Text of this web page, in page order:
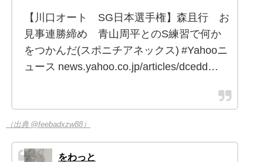
【川口オート SG日本選手権】森且行 お
見事連勝締め 青山周平とのS練習で何か
をつかんだ(スポニチアネックス) #Yahooニ
ュース news.yahoo.co.jp/articles/dcedd…
（出典 @feebadxzw88）
をわっと